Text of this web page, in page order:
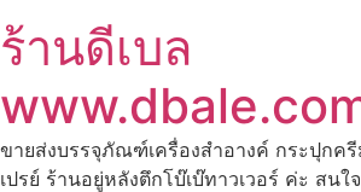
ร้านดีเบล
ขายส่งบรรจุภัณฑ์เครื่องสำอางค์ กระปุกค
เปรย์ ร้านอยู่หลังตึกโบ๊เบ๊ทาวเวอร์ ค่ะ สนใ